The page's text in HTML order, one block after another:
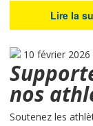
Lire la
10 février 2026
nos
Soutenez les